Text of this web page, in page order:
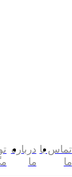
تماس با
ما
درباره
ما